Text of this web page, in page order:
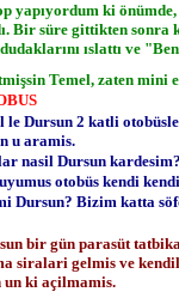
yapıyordum ki
Bir süre gittikten
ıslattı ve
Temel, zaten mini
le Dursun 2 katli
u aramis.
nasil Dursun
otobüs kendi
Dursun? Bizim katta
bir gün parasüt
siralari gelmis ve
un ki açilmamis.